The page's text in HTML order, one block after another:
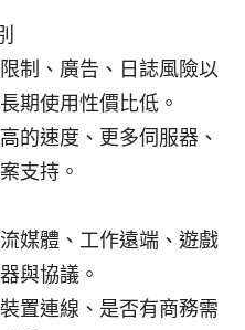
制、廣告、日誌風險以
期使用性價比低。
的速度、更多伺服器、
支持。
媒體、工作遠端、遊戲
與協議。
置連線、是否有商務需